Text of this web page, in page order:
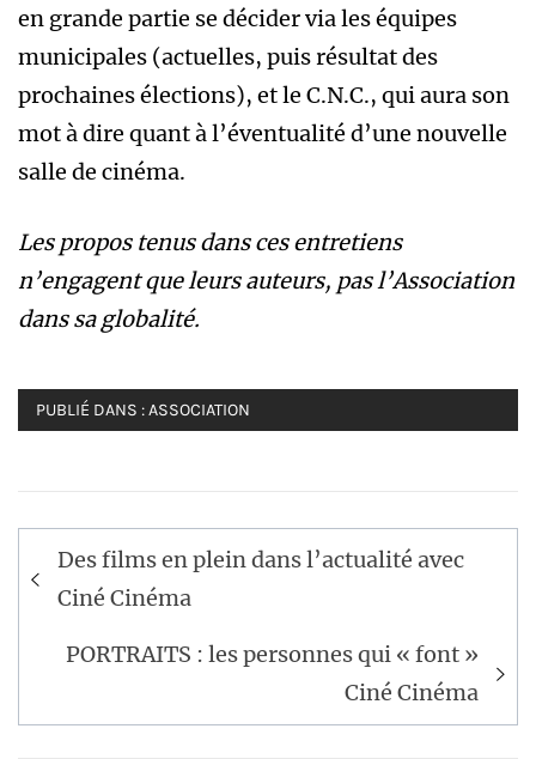
en grande partie se décider via les équipes
municipales (actuelles, puis résultat des
prochaines élections), et le C.N.C., qui aura son
mot à dire quant à l’éventualité d’une nouvelle
salle de cinéma.
Les propos tenus dans ces entretiens
n’engagent que leurs auteurs, pas l’Association
dans sa globalité.
PUBLIÉ DANS :ASSOCIATION
Navigation
de
Des films en plein dans l’actualité avec
Ciné Cinéma
PORTRAITS : les personnes qui « font »
Ciné Cinéma